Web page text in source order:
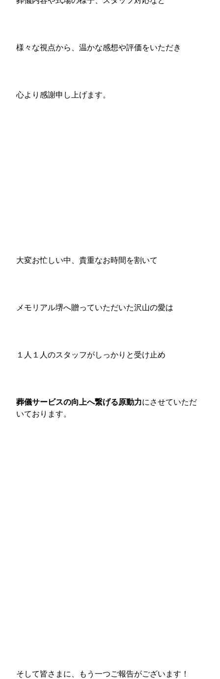
様々な視点から、温かな感想や評価をいただき
心より感謝申し上げます。
大変お忙しい中、貴重なお時間を割いて
メモリアル堺へ贈っていただいた沢山の愛は
１人１人のスタッフがしっかりと受け止め
葬儀サービスの向上へ繋げる原動力にさせていただ
いております。
そして皆さまに、もう一つご報告がございます！